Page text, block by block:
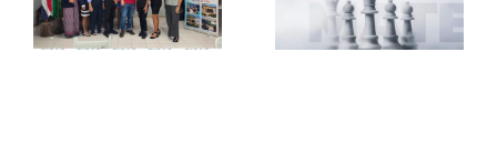
Ajedrez
Informa